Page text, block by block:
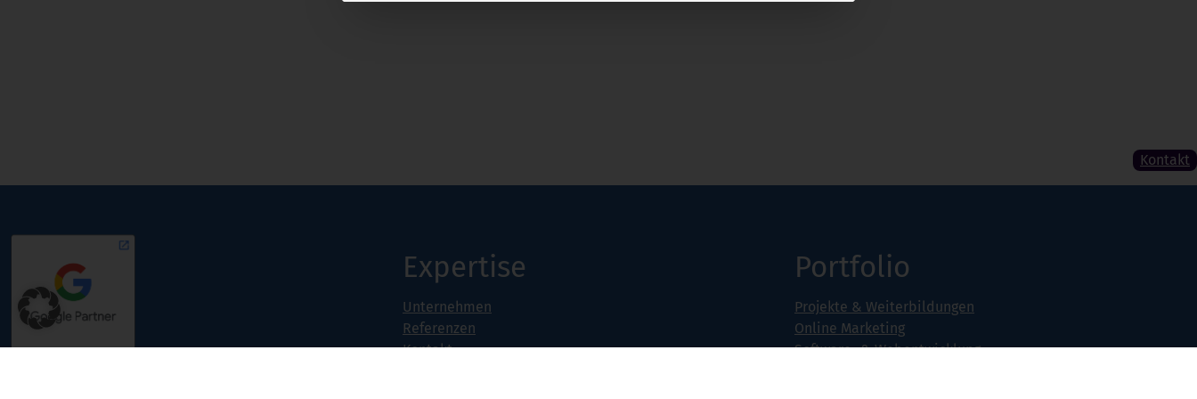
Kontakt
Expertise
Unternehmen
Referenzen
Kontakt
Portfolio
Projekte & Weiterbildungen
Online Marketing
Software- & Webentwicklung